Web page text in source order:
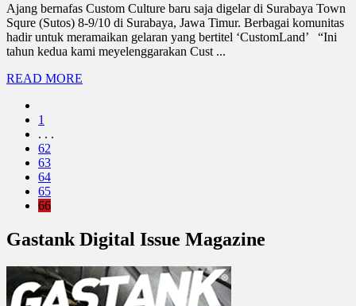
Ajang bernafas Custom Culture baru saja digelar di Surabaya Town
Squre (Sutos) 8-9/10 di Surabaya, Jawa Timur. Berbagai komunitas
hadir untuk meramaikan gelaran yang bertitel ‘CustomLand’ “Ini
tahun kedua kami meyelenggarakan Cust ...
READ MORE
1
. . .
62
63
64
65
66
Gastank Digital Issue Magazine